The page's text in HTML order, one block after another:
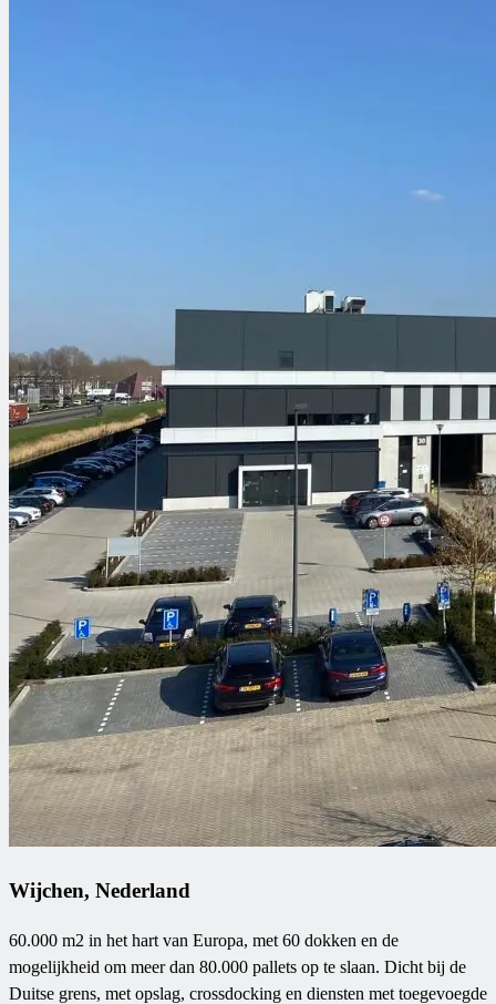
Wijchen, Nederland
60.000 m2 in het hart van Europa, met 60 dokken en de
mogelijkheid om meer dan 80.000 pallets op te slaan. Dicht bij de
Duitse grens, met opslag, crossdocking en diensten met toegevoegde